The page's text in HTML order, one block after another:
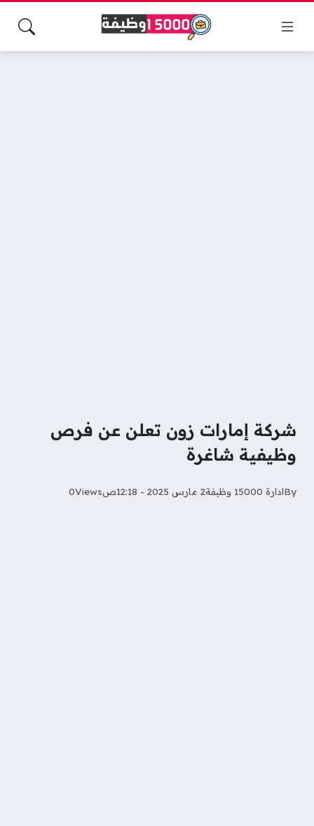
شركة إمارات زون تعلن عن فرص
وظيفية شاغرة
Byادارة 15000 وظيفة 2 مارس 2025 - 12:18ص Views
0